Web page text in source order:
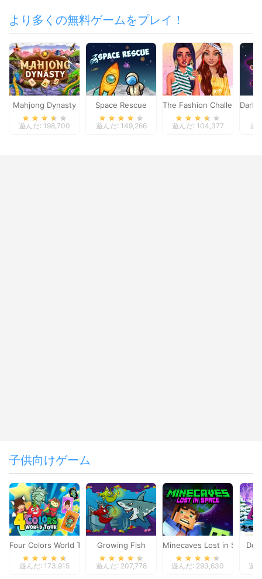
より多くの無料ゲームをプレイ！
Mahjong Dynasty
遊んだ: 198,700
Space Rescue
遊んだ: 149,266
The Fashion Challenge
遊んだ: 104,377 遊
子供向けゲーム
Four Colors World Tour
遊んだ: 173,915
Growing Fish
遊んだ: 207,778
Minecaves Lost in Space
遊んだ: 293,630 遊